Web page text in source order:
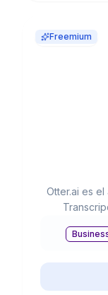
Freemium
Otter.ai es
2016.